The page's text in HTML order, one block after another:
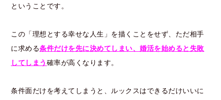
ということです。
この「理想とする幸せな人生」を描くことをせず、ただ相手
に求める条件だけを先に決めてしまい、婚活を始めると失敗
してしまう 確率が高くなります。
条件面だけを考えてしまうと、ルックスはできるだけいいに